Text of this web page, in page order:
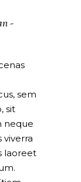
sem
sit
neque
viverra
laoreet